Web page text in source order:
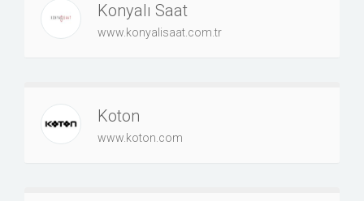
Konyalı Saat
www.konyalisaat.com.tr
Koton
www.koton.com